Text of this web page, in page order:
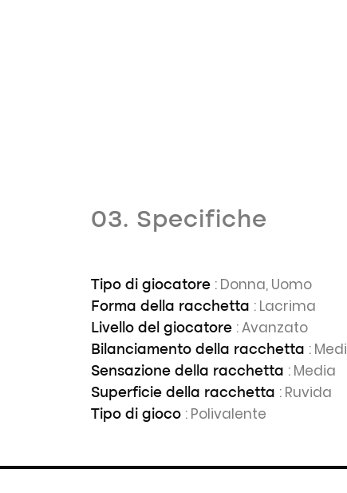
03. Specifiche
Tipo di giocatore : Donna, Uomo
Forma della racchetta : Lacrima
Livello del giocatore : Avanzato
Bilanciamento della racchetta :
Sensazione della racchetta : Media
Superficie della racchetta : Ruvida
Tipo di gioco : Polivalente